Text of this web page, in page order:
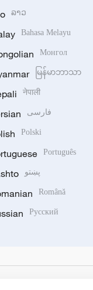
ລາວ
Bahasa Melayu
Монгол
မြန်မာဘာသာ
नेपाली
فارسی
Polski
Português
پښتو
Română
Русский